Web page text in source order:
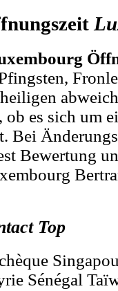
es sich um
Bei
Bewertung
Top
Sénégal